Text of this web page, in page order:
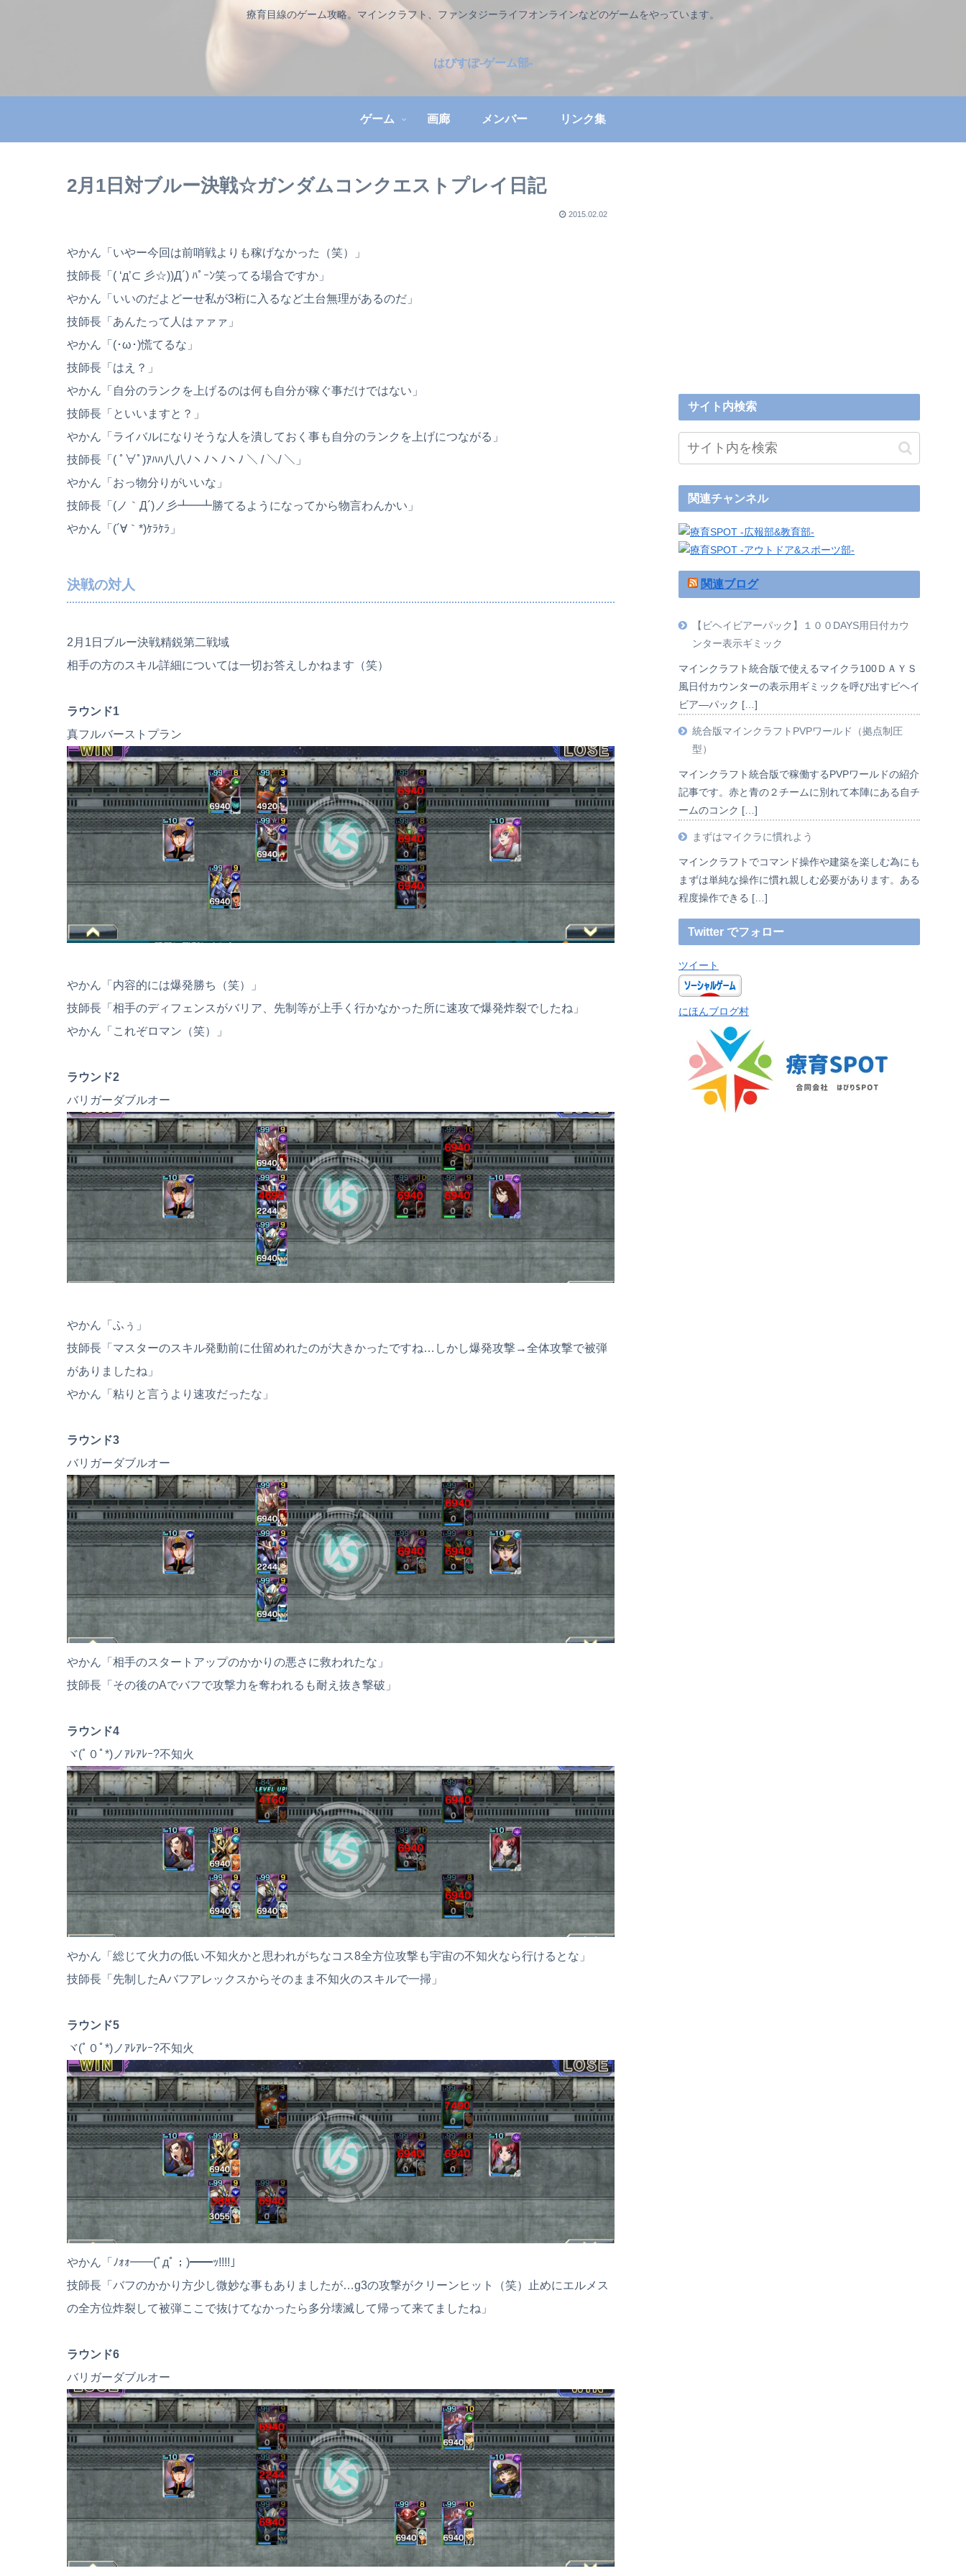
療育目線のゲーム攻略。マインクラフト、ファンタジーライフオンラインなどのゲームをやっています。
はびすぽ-ゲーム部-
ゲーム 画廊 メンバー リンク集
2月1日対ブルー決戦☆ガンダムコンクエストプレイ日記
2015.02.02
やかん「いやー今回は前哨戦よりも稼げなかった（笑）」
技師長「( ‘д’⊂ 彡☆))Д´) ﾊﾟｰﾝ笑ってる場合ですか」
やかん「いいのだよどーせ私が3桁に入るなど土台無理があるのだ」
技師長「あんたって人はァァァ」
やかん「(･ω･)慌てるな」
技師長「はえ？」
やかん「自分のランクを上げるのは何も自分が稼ぐ事だけではない」
技師長「といいますと？」
やかん「ライバルになりそうな人を潰しておく事も自分のランクを上げにつながる」
技師長「( ﾟ∀ﾟ)ｱﾊﾊ八八ﾉヽﾉヽﾉヽﾉ ＼ / ＼/ ＼」
やかん「おっ物分りがいいな」
技師長「(ノ｀Д´)ノ彡┻━┻勝てるようになってから物言わんかい」
やかん「(´∀｀*)ｹﾗｹﾗ」
決戦の対人
2月1日ブルー決戦精鋭第二戦域
相手の方のスキル詳細については一切お答えしかねます（笑）
ラウンド1
真フルバーストプラン
やかん「内容的には爆発勝ち（笑）」
技師長「相手のディフェンスがバリア、先制等が上手く行かなかった所に速攻で爆発炸裂でしたね」
やかん「これぞロマン（笑）」
ラウンド2
バリガーダブルオー
やかん「ふぅ」
技師長「マスターのスキル発動前に仕留めれたのが大きかったですね…しかし爆発攻撃→全体攻撃で被弾
がありましたね」
やかん「粘りと言うより速攻だったな」
ラウンド3
バリガーダブルオー
やかん「相手のスタートアップのかかりの悪さに救われたな」
技師長「その後のAでバフで攻撃力を奪われるも耐え抜き撃破」
ラウンド4
ヾ(ﾟ０ﾟ*)ノｱﾚｱﾚｰ?不知火
やかん「総じて火力の低い不知火かと思われがちなコス8全方位攻撃も宇宙の不知火なら行けるとな」
技師長「先制したAバフアレックスからそのまま不知火のスキルで一掃」
ラウンド5
ヾ(ﾟ０ﾟ*)ノｱﾚｱﾚｰ?不知火
やかん「ﾉｫｫ━━(ﾟдﾟ；)━━ｯ!!!!」
技師長「バフのかかり方少し微妙な事もありましたが…g3の攻撃がクリーンヒット（笑）止めにエルメス
の全方位炸裂して被弾ここで抜けてなかったら多分壊滅して帰って来てましたね」
ラウンド6
バリガーダブルオー
サイト内検索
関連チャンネル
関連ブログ
【ビヘイビアーパック】１００DAYS用日付カウ
ンター表示ギミック
マインクラフト統合版で使えるマイクラ100ＤＡＹＳ
風日付カウンターの表示用ギミックを呼び出すビヘイ
ビア―パック […]
統合版マインクラフトPVPワールド（拠点制圧
型）
マインクラフト統合版で稼働するPVPワールドの紹介
記事です。赤と青の２チームに別れて本陣にある自チ
ームのコンク […]
まずはマイクラに慣れよう
マインクラフトでコマンド操作や建築を楽しむ為にも
まずは単純な操作に慣れ親しむ必要があります。ある
程度操作できる […]
Twitter でフォロー
ツイート
にほんブログ村